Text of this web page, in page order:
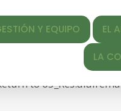
EL ARQUITECTO
LA date"
2022/02/
to